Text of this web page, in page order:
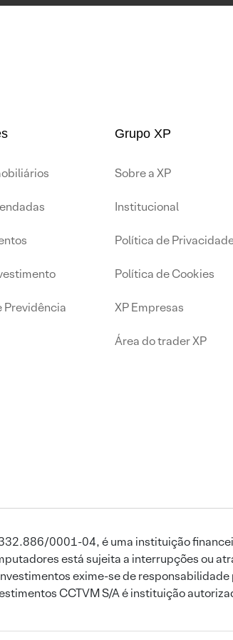
Previdência
Grupo XP
Sobre a XP
Institucional
Política de
Política de Cookies
XP Empresas
Área do trader XP
0001-04, é uma instituição
está sujeita a interrupções ou
exime-se de
CCTVM S/A é instituição